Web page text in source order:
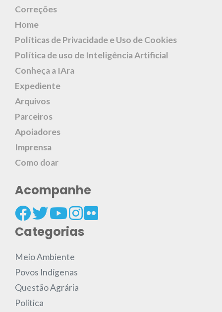
Correções
Home
Políticas de Privacidade e Uso de Cookies
Política de uso de Inteligência Artificial
Conheça a IAra
Expediente
Arquivos
Parceiros
Apoiadores
Imprensa
Como doar
Acompanhe
Categorias
Meio Ambiente
Povos Indígenas
Questão Agrária
Política